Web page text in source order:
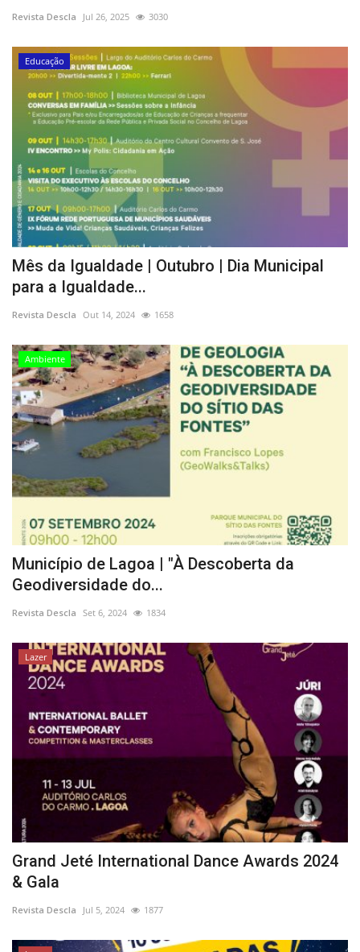
Revista Descla Jul 26, 2025 3030
Educação
Mês da Igualdade | Outubro | Dia Municipal
para a Igualdade...
Revista Descla Out 14, 2024 1658
Ambiente
Município de Lagoa | "À Descoberta da
Geodiversidade do...
Revista Descla Set 6, 2024 1834
Lazer
Grand Jeté International Dance Awards 2024
& Gala
Revista Descla Jul 5, 2024 1877